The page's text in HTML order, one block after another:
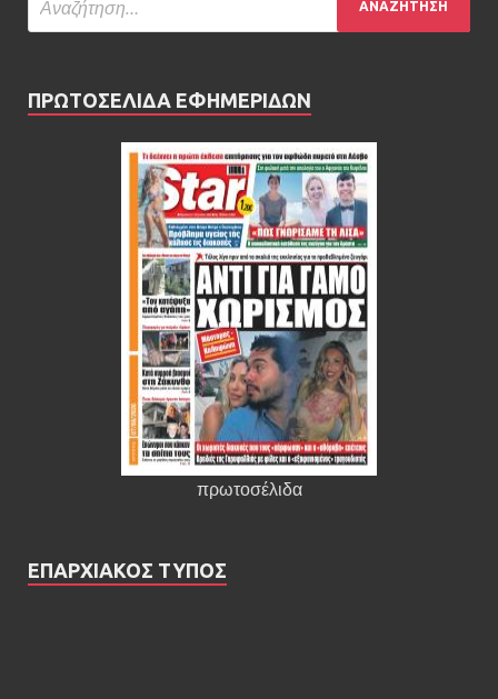
ΠΡΩΤΟΣΕΛΙΔΑ ΕΦΗΜΕΡΙΔΩΝ
πρωτοσέλιδα
ΕΠΑΡΧΙΑΚΟΣ ΤΥΠΟΣ